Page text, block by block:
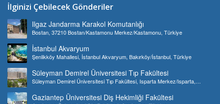
İlginizi Çebilecek Gönderiler
Ilgaz Jandarma Karakol Komutanlığı
Bostan, 37210 Bostan/Kastamonu Merkez/Kastamonu, Türkiye
İstanbul Akvaryum
Şenlikköy Mahallesi, İstanbul Akvaryum, Bakırköy/İstanbul, Türkiye
Süleyman Demirel Üniversitesi Tıp Fakültesi
Süleyman Demirel Üniversitesi Tıp Fakültesi, Isparta Merkez/Isparta,
Gaziantep Üniversitesi Diş Hekimliği Fakültesi